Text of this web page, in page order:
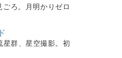
ろ。月明かりゼロ
星群、星空撮影。初